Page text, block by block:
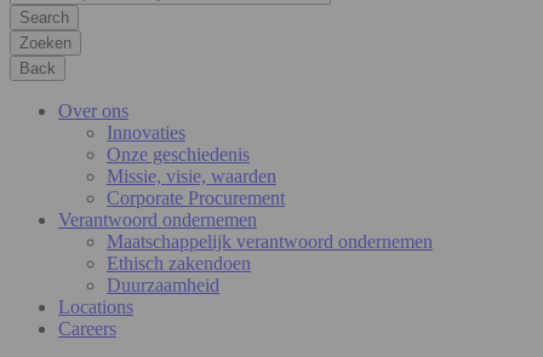
Zoeken
Back
Over ons
Innovaties
Onze geschiedenis
Missie, visie, waarden
Corporate Procurement
Verantwoord ondernemen
Maatschappelijk verantwoord ondernemen
Ethisch zakendoen
Duurzaamheid
Locations
Careers